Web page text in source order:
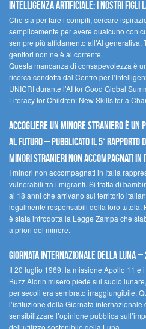
Intelligenza artificiale: i nostri figli
Che sia per fare i compiti, cercare
semplicemente per avere qualcuno con
sempre più affidamento all’AI generativa.
genitori non ne è al corrente.
Questa mancanza di consapevolezza è
ricerca condotta dal Centro per
UNICRI durante l’AI for Good Global
Literacy for Children: New Skills for a
Accogliere un minore straniero è un
al futuro – Pubblicato il 5° rapporto
Minori Stranieri Non Accompagnati in
I minori non accompagnati in Italia
vulnerabili tra i migranti. Si tratta di
ai 18 anni che arrivano sul territorio
legalmente responsabili della loro tutela.
è stata introdotta la Legge Zampa che
a priori del minore.
Giornata Internazionale della Luna –
Il 20 luglio 1969, la missione Apollo 11 e
Buzz Aldrin misero piede sul suolo
per secoli era sembrato irraggiungibile.
l’istituzione della Giornata internazionale
sensibilizzare l’opinione pubblica
dell’utilizzo sostenibile della Luna.